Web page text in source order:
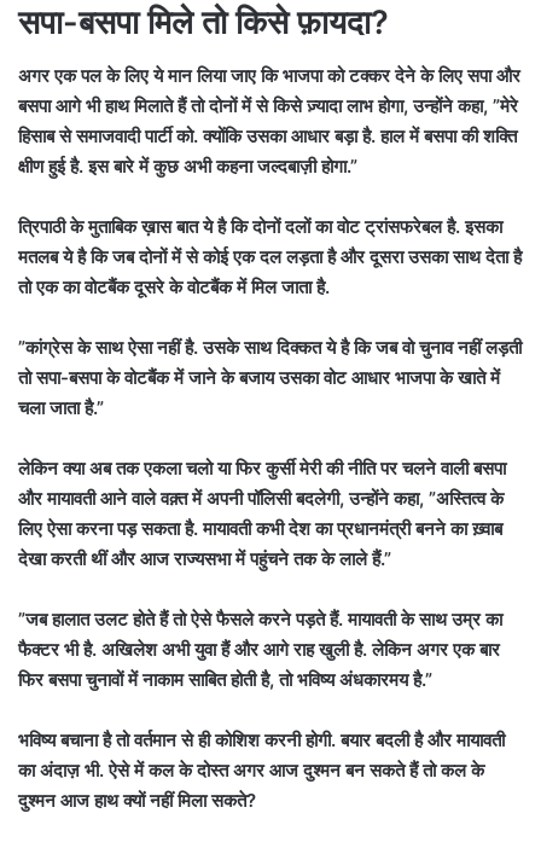
सपा-बसपा मिले तो किसे फ़ायदा?
अगर एक पल के लिए ये मान लिया जाए कि भाजपा को टक्कर देने के लिए सपा और
बसपा आगे भी हाथ मिलाते हैं तो दोनों में से किसे ज़्यादा लाभ होगा, उन्होंने कहा, ”मेरे
हिसाब से समाजवादी पार्टी को. क्योंकि उसका आधार बड़ा है. हाल में बसपा की शक्ति
क्षीण हुई है. इस बारे में कुछ अभी कहना जल्दबाज़ी होगा.”
त्रिपाठी के मुताबिक ख़ास बात ये है कि दोनों दलों का वोट ट्रांसफरेबल है. इसका
मतलब ये है कि जब दोनों में से कोई एक दल लड़ता है और दूसरा उसका साथ देता है
तो एक का वोटबैंक दूसरे के वोटबैंक में मिल जाता है.
”कांग्रेस के साथ ऐसा नहीं है. उसके साथ दिक्कत ये है कि जब वो चुनाव नहीं लड़ती
तो सपा-बसपा के वोटबैंक में जाने के बजाय उसका वोट आधार भाजपा के खाते में
चला जाता है.”
लेकिन क्या अब तक एकला चलो या फिर कुर्सी मेरी की नीति पर चलने वाली बसपा
और मायावती आने वाले वक़्त में अपनी पॉलिसी बदलेगी, उन्होंने कहा, ”अस्तित्व के
लिए ऐसा करना पड़ सकता है. मायावती कभी देश का प्रधानमंत्री बनने का ख़्वाब
देखा करती थीं और आज राज्यसभा में पहुंचने तक के लाले हैं.”
”जब हालात उलट होते हैं तो ऐसे फैसले करने पड़ते हैं. मायावती के साथ उम्र का
फैक्टर भी है. अखिलेश अभी युवा हैं और आगे राह खुली है. लेकिन अगर एक बार
फिर बसपा चुनावों में नाकाम साबित होती है, तो भविष्य अंधकारमय है.”
भविष्य बचाना है तो वर्तमान से ही कोशिश करनी होगी. बयार बदली है और मायावती
का अंदाज़ भी. ऐसे में कल के दोस्त अगर आज दुश्मन बन सकते हैं तो कल के
दुश्मन आज हाथ क्यों नहीं मिला सकते?